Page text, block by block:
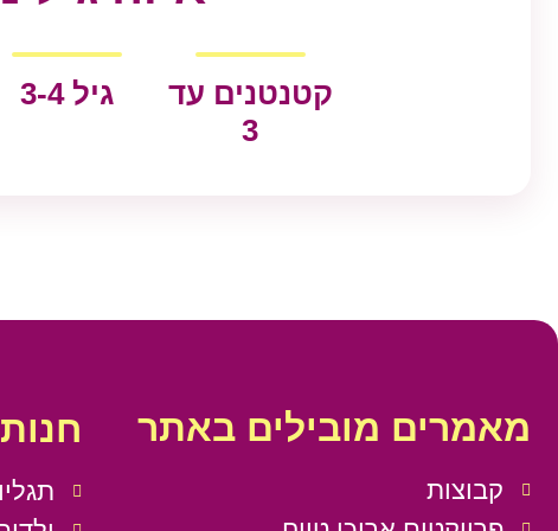
קטנטנים עד
3
גיל 3-4
מאמרים מובילים באתר
קבוצות